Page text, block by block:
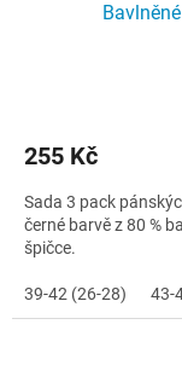
255 Kč
Sada 3 pack
černé barvě z 80 %
špičce.
39-42 (26-28) 43-